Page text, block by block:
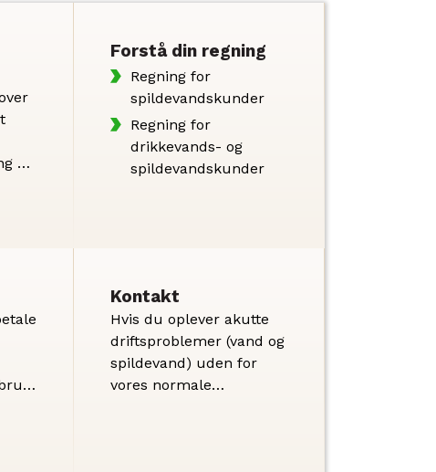
af
Forstå din regning
Regning for
spildevandskunder
Regning for
drikkevands- og
spildevandskunder
Kontakt
Hvis du oplever akutte
driftsproblemer (vand og
spildevand) uden for
vores normale